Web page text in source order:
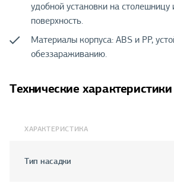
удобной установки на столешницу
поверхность.
Материалы корпуса: ABS и PP,
обеззараживанию.
Технические характеристики
ХАРАКТЕРИСТИКА
Тип насадки